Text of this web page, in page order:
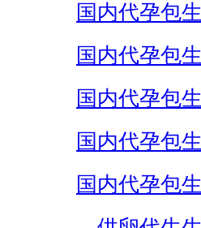
国内代孕包
国内代孕包
国内代孕包
国内代孕包
国内代孕包